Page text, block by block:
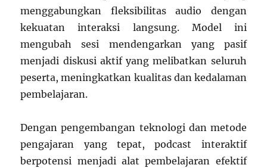
menggabungkan fleksibilitas audio dengan
kekuatan interaksi langsung. Model ini
mengubah sesi mendengarkan yang pasif
menjadi diskusi aktif yang melibatkan seluruh
peserta, meningkatkan kualitas dan kedalaman
pembelajaran.
Dengan pengembangan teknologi dan metode
pengajaran yang tepat, podcast interaktif
berpotensi menjadi alat pembelajaran efektif